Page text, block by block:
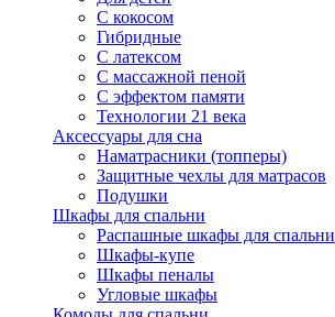
C кокосом
Гибридные
С латексом
С массажной пеной
С эффектом памяти
Технологии 21 века
Аксессуары для сна
Наматрасники (топперы)
Защитные чехлы для матрасов
Подушки
Шкафы для спальни
Распашные шкафы для спальни
Шкафы-купе
Шкафы пеналы
Угловые шкафы